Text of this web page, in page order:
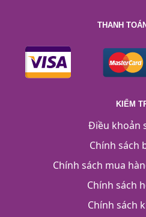
THANH
KIỂM
Điều khoản
Chính sách
Chính sách mua
Chính sách
Chính sách